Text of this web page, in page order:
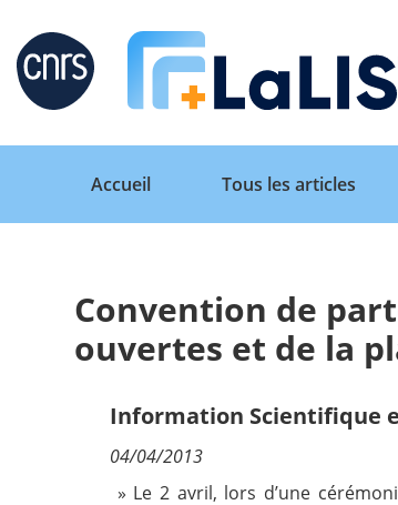
Retour
Accueil
Qui sommes nous ?
Accueil
Tous les articles
Convention de
ouvertes et de la
Information Scientifique
04/04/2013
» Le 2 avril, lors d’une